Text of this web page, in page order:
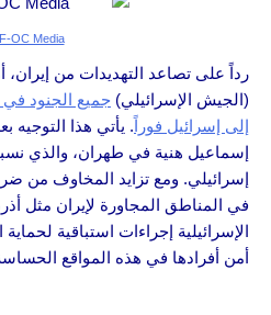
OC Media
رداً على تصاعد التهديدات من إيران،
(الجيش الإسرائيلي) جميع الجنود في
إلى إسرائيل فوراً. يأتي هذا التوجيه
إسماعيل هنية في طهران، والذي
إسرائيلي. ومع تزايد المخاوف من
في المناطق المجاورة لإيران مثل
الإسرائيلية إجراءات استباقية
أمن أفرادها في هذه المواقع